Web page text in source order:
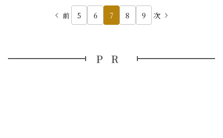
前 5 6 7 8 9 次
PR